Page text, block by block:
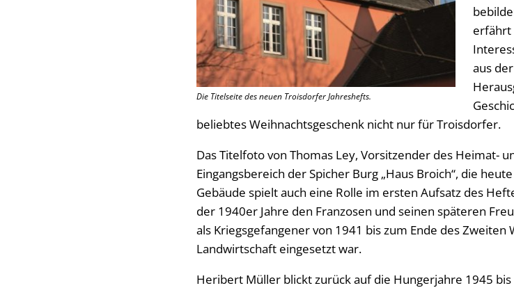
Die Titelseite des neuen Troisdorfer Jahreshefts.
erfährt
aus
beliebtes Weihnachtsgeschenk nicht nur für Troisdorfer.
Das Titelfoto von Thomas Ley, Vorsitzender des Heimat-
Eingangsbereich der Spicher Burg „Haus Broich“, die
Gebäude spielt auch eine Rolle im ersten Aufsatz des
der 1940er Jahre den Franzosen und seinen späteren
als Kriegsgefangener von 1941 bis zum Ende des
Landwirtschaft eingesetzt war.
Heribert Müller blickt zurück auf die Hungerjahre 1945